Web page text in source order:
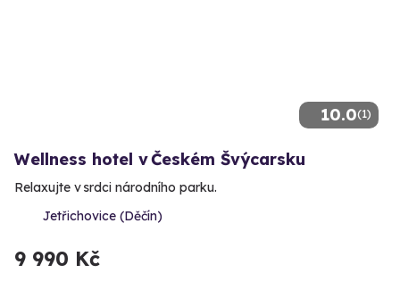
10.0(1)
Wellness hotel v Českém Švýcarsku
Relaxujte v srdci národního parku.
Jetřichovice (Děčín)
9 990 Kč